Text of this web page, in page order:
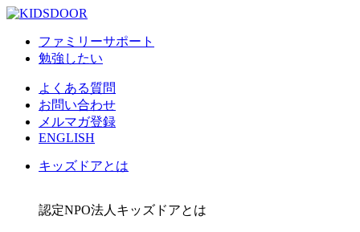
ファミリーサポート
勉強したい
よくある質問
お問い合わせ
メルマガ登録
ENGLISH
キッズドアとは
認定NPO法人キッズドアとは